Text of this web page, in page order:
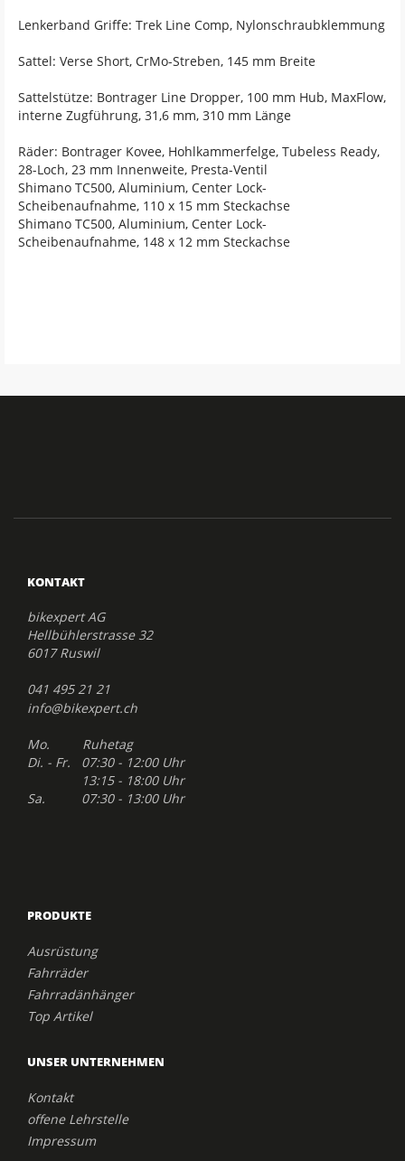
Lenkerband Griffe: Trek Line Comp, Nylonschraubklemmung
Sattel: Verse Short, CrMo-Streben, 145 mm Breite
Sattelstütze: Bontrager Line Dropper, 100 mm Hub, MaxFlow,
interne Zugführung, 31,6 mm, 310 mm Länge
Räder: Bontrager Kovee, Hohlkammerfelge, Tubeless Ready,
28-Loch, 23 mm Innenweite, Presta-Ventil
Shimano TC500, Aluminium, Center Lock-
Scheibenaufnahme, 110 x 15 mm Steckachse
Shimano TC500, Aluminium, Center Lock-
Scheibenaufnahme, 148 x 12 mm Steckachse
KONTAKT
bikexpert AG
Hellbühlerstrasse 32
6017 Ruswil
041 495 21 21
info@bikexpert.ch
Mo. Ruhetag
Di. - Fr. 07:30 - 12:00 Uhr
13:15 - 18:00 Uhr
Sa. 07:30 - 13:00 Uhr
PRODUKTE
Ausrüstung
Fahrräder
Fahrradänhänger
Top Artikel
UNSER UNTERNEHMEN
Kontakt
offene Lehrstelle
Impressum